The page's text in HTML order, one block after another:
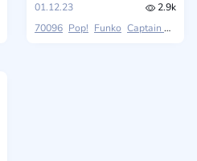
01.12.23
2.9k
70096 Pop! Funko Captain America: Civil War